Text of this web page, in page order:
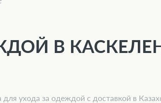
В
для ухода за одеждой с доставкой в